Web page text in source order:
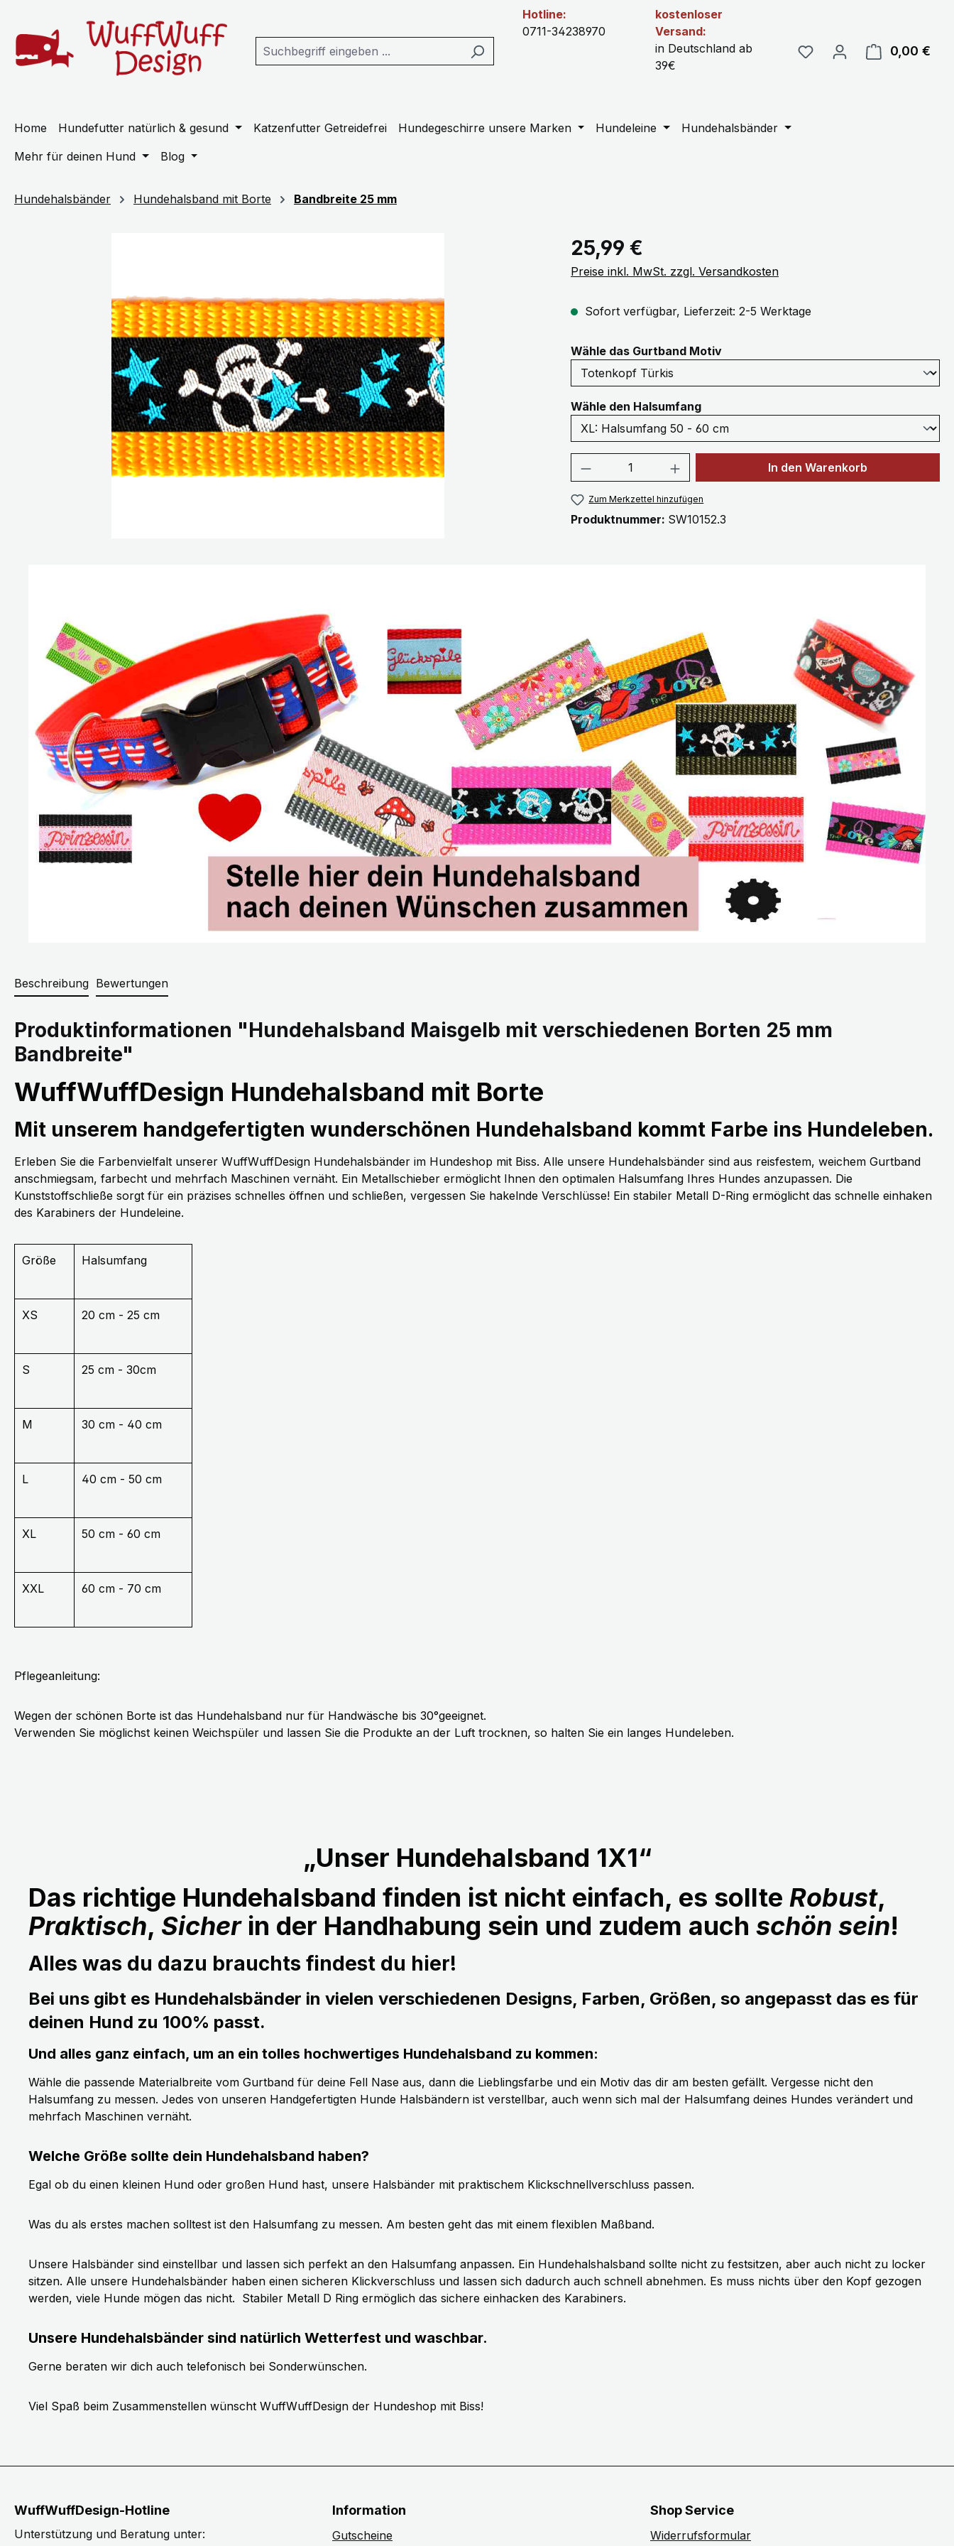
Hotline:
0711-34238970
kostenloser
Versand:
in Deutschland ab
39€
0,00 €
Home Hundefutter natürlich & gesund Katzenfutter Getreidefrei Hundegeschirre unsere Marken Hundeleine
Hundehalsbänder
Mehr für deinen Hund
Blog
Hundehalsbänder Hundehalsband mit Borte Bandbreite 25 mm
Regulärer Preis:
25,99 €
Preise inkl. MwSt. zzgl. Versandkosten
Sofort verfügbar, Lieferzeit: 2-5 Werktage
Wähle das Gurtband Motivauswählen
Wähle den Halsumfangauswählen
Produkt Anzahl: Gib den gewünschten Wert
In den Warenkorb
Zum Merkzettel hinzufügen
Produktnummer: SW10152.3
Beschreibung Bewertungen
Produktinformationen "Hundehalsband Maisgelb mit verschiedenen Borten 25 mm
Bandbreite"
WuffWuffDesign Hundehalsband mit Borte
Mit unserem handgefertigten wunderschönen Hundehalsband kommt Farbe ins Hundeleben.
Erleben Sie die Farbenvielfalt unserer WuffWuffDesign Hundehalsbänder im Hundeshop mit Biss. Alle unsere Hundehalsbänder sind aus reisfestem, weichem Gurtband
anschmiegsam, farbecht und mehrfach Maschinen vernäht. Ein Metallschieber ermöglicht Ihnen den optimalen Halsumfang Ihres Hundes anzupassen. Die
Kunststoffschließe sorgt für ein präzises schnelles öffnen und schließen, vergessen Sie hakelnde Verschlüsse! Ein stabiler Metall D-Ring ermöglicht das schnelle einhaken
des Karabiners der Hundeleine.
Größe Halsumfang
XS 20 cm - 25 cm
S 25 cm - 30cm
M 30 cm - 40 cm
L 40 cm - 50 cm
XL 50 cm - 60 cm
XXL 60 cm - 70 cm
Pflegeanleitung:
Wegen der schönen Borte ist das Hundehalsband nur für Handwäsche bis 30°geeignet.
Verwenden Sie möglichst keinen Weichspüler und lassen Sie die Produkte an der Luft trocknen, so halten Sie ein langes Hundeleben.
„Unser Hundehalsband 1X1“
Das richtige Hundehalsband finden ist nicht einfach, es sollte Robust,
Praktisch, Sicherin der Handhabung sein und zudem auch schön sein!
Alles was du dazu brauchts findest du hier!
Bei uns gibt es Hundehalsbänder in vielen verschiedenen Designs, Farben, Größen, so angepasst das es für
deinen Hund zu 100% passt.
Und alles ganz einfach, um an ein tolles hochwertiges Hundehalsband zu kommen:
Wähle die passende Materialbreite vom Gurtband für deine Fell Nase aus, dann die Lieblingsfarbe und ein Motiv das dir am besten gefällt. Vergesse nicht den
Halsumfang zu messen. Jedes von unseren Handgefertigten Hunde Halsbändern ist verstellbar, auch wenn sich mal der Halsumfang deines Hundes verändert und
mehrfach Maschinen vernäht.
Welche Größe sollte dein Hundehalsband haben?
Egal ob du einen kleinen Hund oder großen Hund hast, unsere Halsbänder mit praktischem Klickschnellverschluss passen.
Was du als erstes machen solltest ist den Halsumfang zu messen. Am besten geht das mit einem flexiblen Maßband.
Unsere Halsbänder sind einstellbar und lassen sich perfekt an den Halsumfang anpassen. Ein Hundehalshalsband sollte nicht zu festsitzen, aber auch nicht zu locker
sitzen. Alle unsere Hundehalsbänder haben einen sicheren Klickverschluss und lassen sich dadurch auch schnell abnehmen. Es muss nichts über den Kopf gezogen
werden, viele Hunde mögen das nicht. Stabiler Metall D Ring ermöglich das sichere einhacken des Karabiners.
Unsere Hundehalsbänder sind natürlich Wetterfest und waschbar.
Gerne beraten wir dich auch telefonisch bei Sonderwünschen.
Viel Spaß beim Zusammenstellen wünscht WuffWuffDesign der Hundeshop mit Biss!
WuffWuffDesign-Hotline
Unterstützung und Beratung unter:
Information
Gutscheine
Shop Service
Widerrufsformular